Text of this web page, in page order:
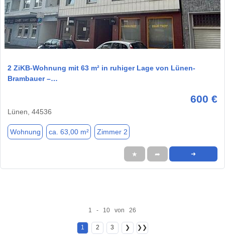
1 / 11
2 ZiKB-Wohnung mit 63 m² in ruhiger Lage von Lünen-
Brambauer –…
600 €
Lünen, 44536
Wohnung ca. 63,00 m² Zimmer 2
★ ➦ ➜
1 - 10 von 26
1 2 3 ❯ ❯❯